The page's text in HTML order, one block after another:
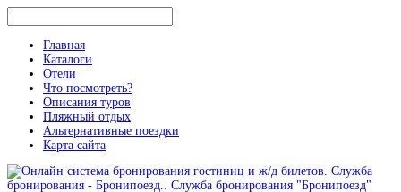
Главная
Каталоги
Отели
Что посмотреть?
Описания туров
Пляжный отдых
Альтернативные поездки
Карта сайта